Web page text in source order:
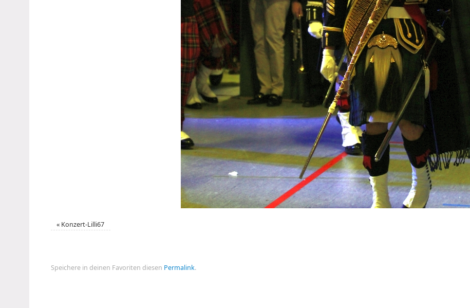
« Konzert-Lilli67
Speichere in deinen Favoriten diesen Permalink.